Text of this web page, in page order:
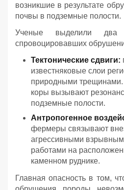
возникшие в результате
почвы в подземные полости.
Ученые выделили два
спровоцировавших
Тектонические сдвиги:
известняковые слои
природными
коры вызывают
подземные полости.
Антропогенное
фермеры связывают
агрессивными
работами на
каменном руднике.
Главная опасность в том,